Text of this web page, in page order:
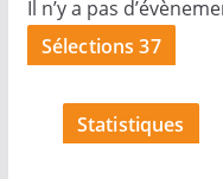
Il n’y a pas
Sélections 37
Statistiques